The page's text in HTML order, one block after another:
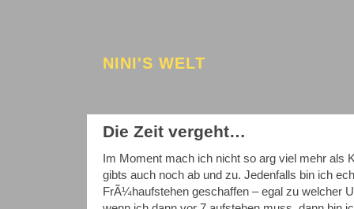
NINI'S WELT
Die Zeit vergeht…
Im Moment mach ich nicht so arg viel mehr als
gibts auch noch ab und zu. Jedenfalls bin ich
FrÃ¼haufstehen geschaffen – egal zu welcher